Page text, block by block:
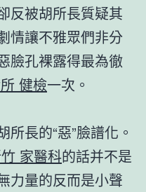
反被胡所長質疑其
情讓不雅眾們非分
臉孔裸露得最為徹
健檢一次。
長的“惡”臉譜化。
家醫科的話并不是
力量的反而是小聲